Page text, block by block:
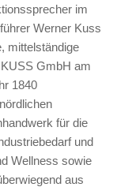
im
Werner Kuss
mittelständige
GmbH am
1840
für die
und
Wellness sowie
aus